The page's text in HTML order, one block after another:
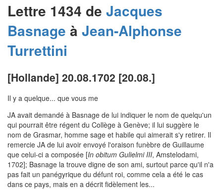
Lettre 1434 de Jacques
Basnage à Jean-Alphonse
Turrettini
[Hollande] 20.08.1702 [20.08.]
Il y a quelque... que vous me
JA avait demandé à Basnage de lui indiquer le nom de quelqu'un
qui pourrait être régent du Collège à Genève; il lui suggère le
nom de Grasmar, homme sage et habile qui aimerait s'y retirer. Il
remercie JA de lui avoir envoyé l'oraison funèbre de Guillaume
que celui-ci a composée [In obitum Gulielmi III, Amstelodami,
1702]; Basnage la trouve digne de son ami, surtout parce qu'il n'a
pas fait un panégyrique du défunt roi, comme cela a été le cas
dans ce pays, mais en a décrit fidèlement les...